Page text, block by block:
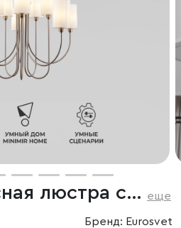
Умная подвесная люстра с тканевыми абажурами еще
Бренд: Eurosvet